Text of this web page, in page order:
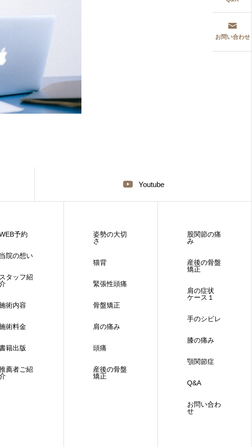
お問い合わせ
Youtube
予約
当院の想い
スタッフ紹
術内容
術料金
籍出版
薦者ご紹
姿勢の大切
さ
猫背
緊張性頭痛
骨盤矯正
肩の痛み
頭痛
産後の骨盤
矯正
股関節の痛
み
産後の骨盤
矯正
肩の症状
ケース１
手のシビレ
膝の痛み
顎関節症
Q&A
お問い合わ
せ